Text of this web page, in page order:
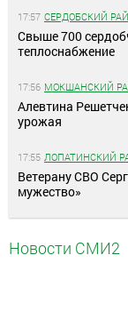
17:57 СЕРДОБСКИЙ
Свыше 700
теплоснабжение
17:56 МОКШАНСКИЙ
Алевтина
урожая
17:55 ЛОПАТИНСКИЙ
Ветерану СВО
мужество»
Новости СМИ2